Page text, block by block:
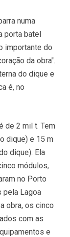
numa
porta batel
importante do
da obra".
do dique e
é, no
de 2 mil t. Tem
dique) e 15 m
dique). Ela
módulos,
no Porto
pela Lagoa
obra, os cinco
com as
e